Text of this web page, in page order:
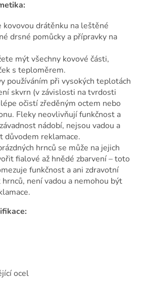
kovovou drátěnku na leštěné
drsné pomůcky a přípravky na
mýt všechny kovové části,
s teploměrem.
používáním při vysokých teplotách
skvrn (v závislosti na tvrdosti
očistí zředěným octem nebo
Fleky neovlivňují funkčnost a
nádobí, nejsou vadou a
důvodem reklamace.
hrnců se může na jejich
fialové až hnědé zbarvení – toto
funkčnost a ani zdravotní
hrnců, není vadou a nemohou být
ocel